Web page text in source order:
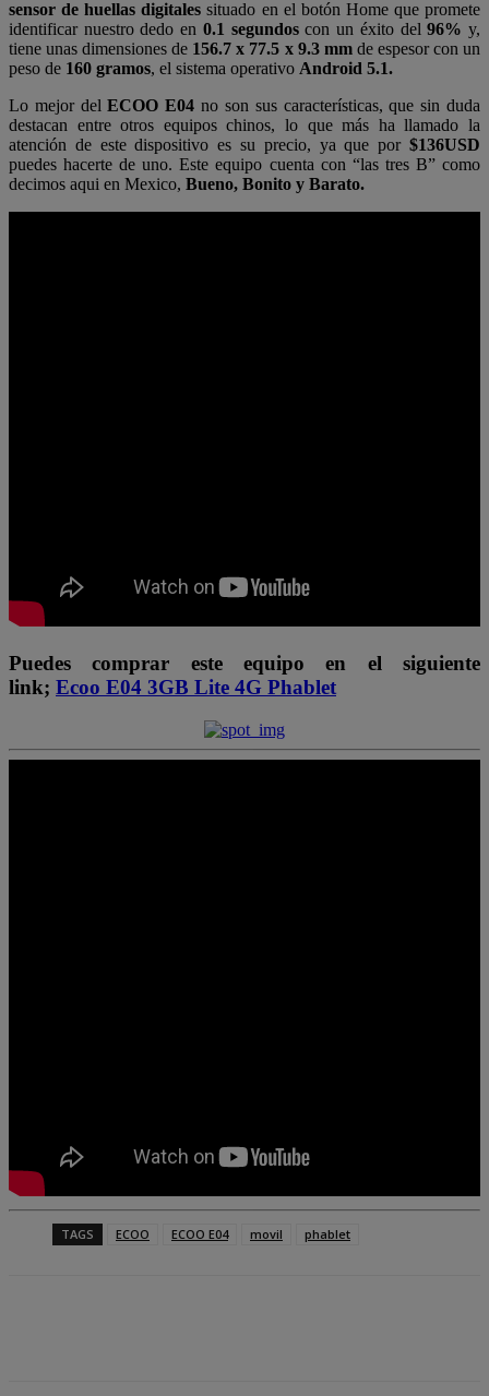
sensor de huellas digitales situado en el botón Home que promete
identificar nuestro dedo en 0.1 segundoscon un éxito del96% y,
tiene unas dimensiones de 156.7 x 77.5 x 9.3 mmde espesor con un
peso de 160 gramos, el sistema operativo Android 5.1.
Lo mejor delECOO E04 no son sus características, que sin duda
destacan entre otros equipos chinos, lo que más ha llamado la
atención de este dispositivo es su precio, ya que por $136USD
puedes hacerte de uno. Este equipo cuenta con “las tres B” como
decimos aqui en Mexico, Bueno, Bonito y Barato.
Puedes comprar este equipo en el siguiente
link; Ecoo E04 3GB Lite 4G Phablet
TAGS ECOO ECOO E04 movil phablet